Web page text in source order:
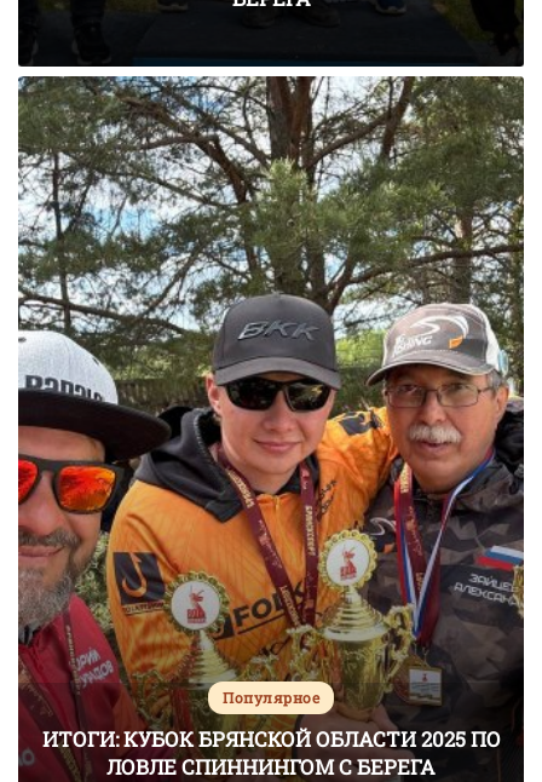
Популярное
ИТОГИ: КУБОК БРЯНСКОЙ ОБЛАСТИ 2025 ПО
ЛОВЛЕ СПИННИНГОМ С БЕРЕГА